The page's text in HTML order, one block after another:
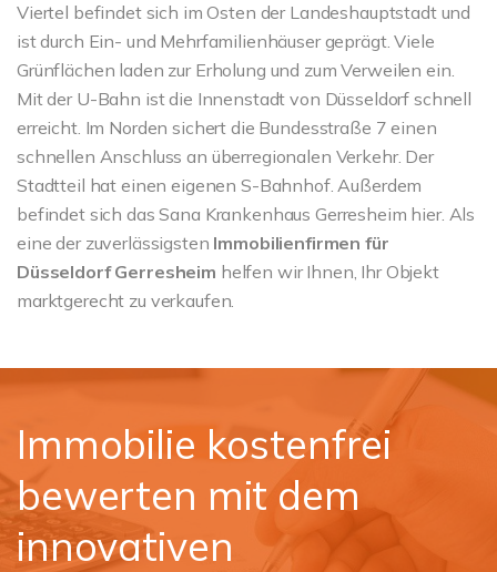
Viertel befindet sich im Osten der Landeshauptstadt und
ist durch Ein- und Mehrfamilienhäuser geprägt. Viele
Grünflächen laden zur Erholung und zum Verweilen ein.
Mit der U-Bahn ist die Innenstadt von Düsseldorf schnell
erreicht. Im Norden sichert die Bundesstraße 7 einen
schnellen Anschluss an überregionalen Verkehr. Der
Stadtteil hat einen eigenen S-Bahnhof. Außerdem
befindet sich das Sana Krankenhaus Gerresheim hier. Als
eine der zuverlässigsten Immobilienfirmen für
Düsseldorf Gerresheim helfen wir Ihnen, Ihr Objekt
marktgerecht zu verkaufen.
Immobilie kostenfrei
bewerten mit dem
innovativen